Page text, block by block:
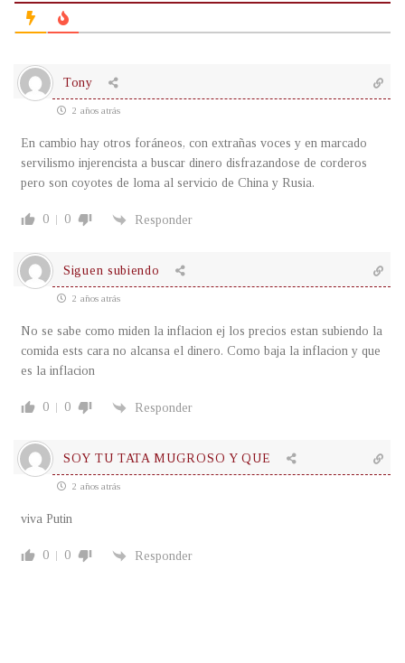
Tony
2 años atrás
En cambio hay otros foráneos, con extrañas voces y en marcado
servilismo injerencista a buscar dinero disfrazandose de corderos
pero son coyotes de loma al servicio de China y Rusia.
0 0 Responder
Siguen subiendo
2 años atrás
No se sabe como miden la inflacion ej los precios estan subiendo la
comida ests cara no alcansa el dinero. Como baja la inflacion y que
es la inflacion
0 0 Responder
SOY TU TATA MUGROSO Y QUE
2 años atrás
viva Putin
0 0 Responder